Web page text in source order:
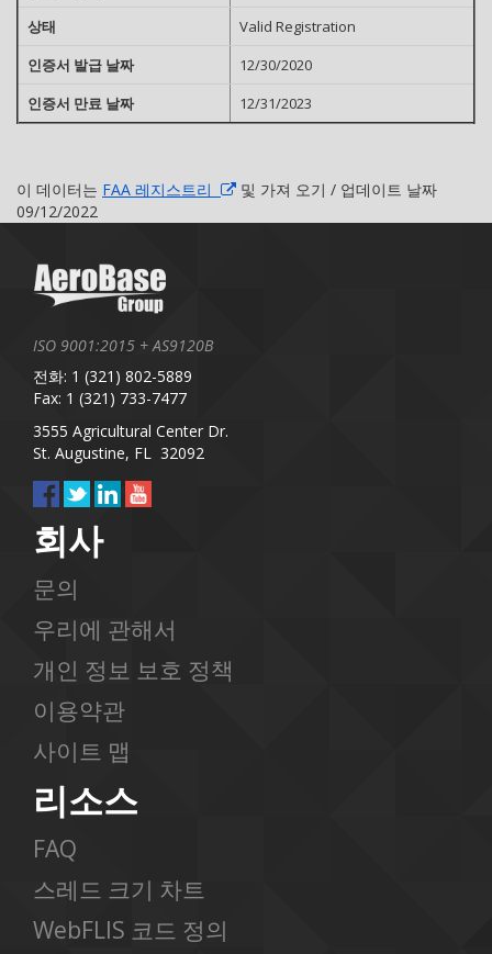
상태
Valid Registration
인증서 발급 날짜
12/30/2020
인증서 만료 날짜
12/31/2023
이 데이터는 FAA 레지스트리
및 가져 오기 / 업데이트 날짜
09/12/2022
ISO 9001:2015 + AS9120B
전화: 1 (321) 802-5889
Fax: 1 (321) 733-7477
3555 Agricultural Center Dr.
St. Augustine, FL 32092
회사
문의
우리에 관해서
개인 정보 보호 정책
이용약관
사이트 맵
리소스
FAQ
스레드 크기 차트
WebFLIS 코드 정의